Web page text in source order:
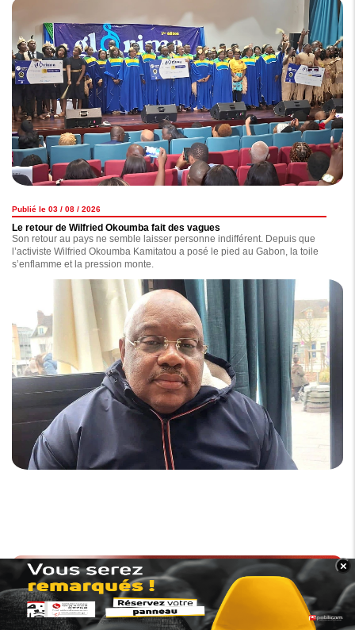
Publié le 03 / 08 / 2026
Le retour de Wilfried Okoumba fait des vagues
Son retour au pays ne semble laisser personne indifférent. Depuis que
l’activiste Wilfried Okoumba Kamitatou a posé le pied au Gabon, la toile
s’enflamme et la pression monte.
BANNER_BAS
×